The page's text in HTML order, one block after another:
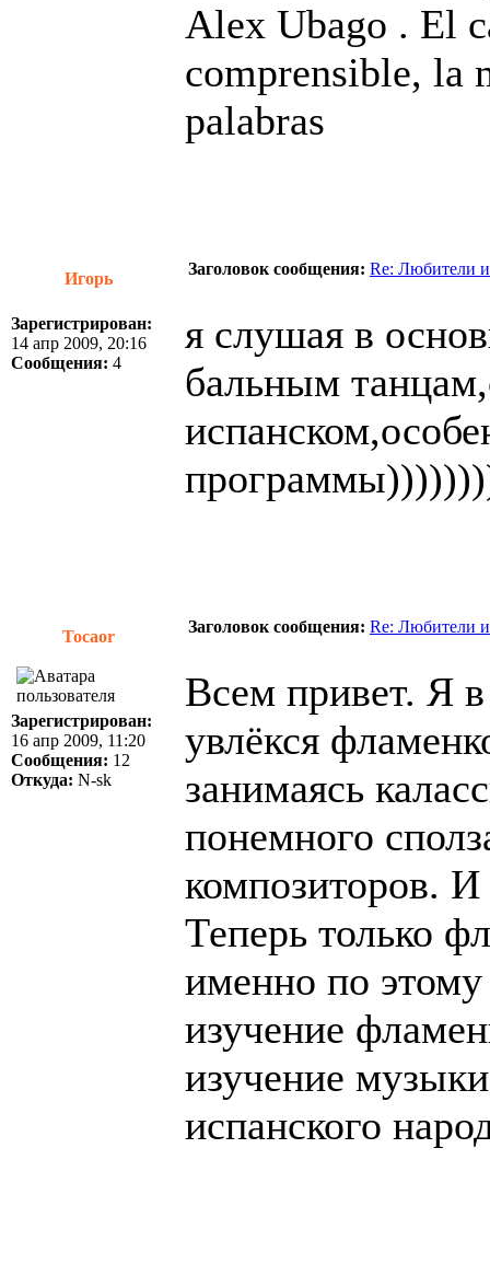
Alex Ubago . El
comprensible, la
palabras
Игорь
Заголовок сообщения: Re: Любители
Зарегистрирован:
14 апр 2009, 20:16
Сообщения: 4
я слушая в
бальным
Tocaor
Заголовок сообщения: Re: Любители
Зарегистрирован:
16 апр 2009, 11:20
Сообщения: 12
Откуда: N-sk
Всем привет. Я в
увлёкся
занимаясь
понемного
композиторов. И
Теперь только
именно по этому
изучение
изучение
испанского